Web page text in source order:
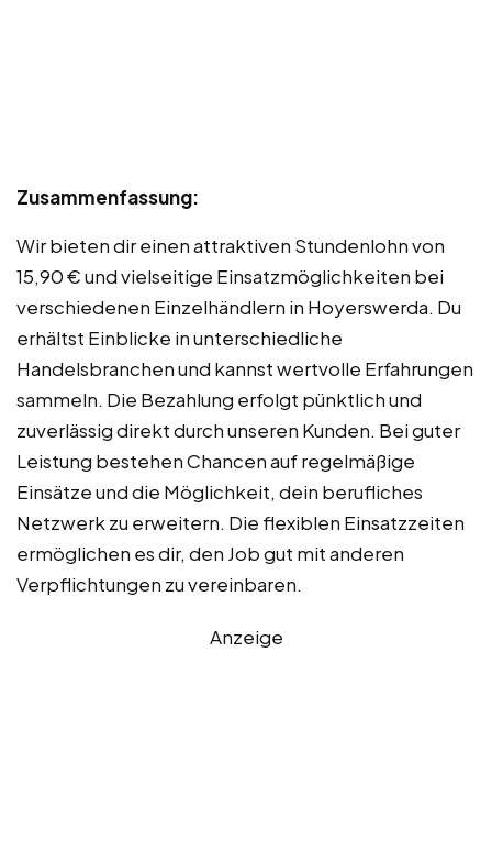
Zusammenfassung:
Wir bieten dir einen attraktiven Stundenlohn von
15,90 € und vielseitige Einsatzmöglichkeiten bei
verschiedenen Einzelhändlern in Hoyerswerda. Du
erhältst Einblicke in unterschiedliche
Handelsbranchen und kannst wertvolle Erfahrungen
sammeln. Die Bezahlung erfolgt pünktlich und
zuverlässig direkt durch unseren Kunden. Bei guter
Leistung bestehen Chancen auf regelmäßige
Einsätze und die Möglichkeit, dein berufliches
Netzwerk zu erweitern. Die flexiblen Einsatzzeiten
ermöglichen es dir, den Job gut mit anderen
Verpflichtungen zu vereinbaren.
Anzeige